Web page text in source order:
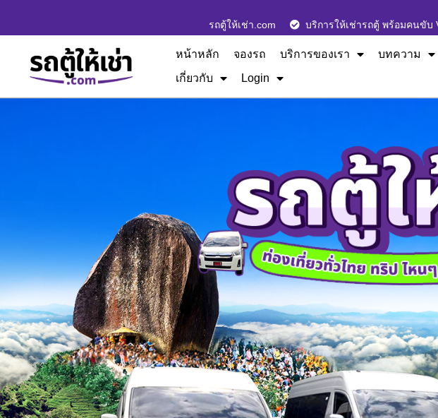
รถตู้ให้เช่า.com บริการให้เช่ารถตู้ พร้อมคนขับ
หน้าหลัก จองรถ บริการของเรา บทความ
เกี่ยวกับ
Login